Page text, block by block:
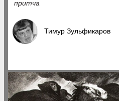
притча
Тимур Зульфикаров